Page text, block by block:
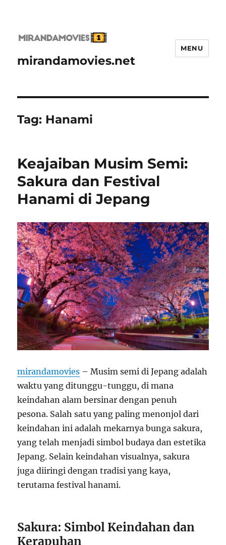
mirandamovies.net
MENU
Tag: Hanami
Keajaiban Musim Semi:
Sakura dan Festival
Hanami di Jepang
mirandamovies – Musim semi di Jepang adalah
waktu yang ditunggu-tunggu, di mana
keindahan alam bersinar dengan penuh
pesona. Salah satu yang paling menonjol dari
keindahan ini adalah mekarnya bunga sakura,
yang telah menjadi simbol budaya dan estetika
Jepang. Selain keindahan visualnya, sakura
juga diiringi dengan tradisi yang kaya,
terutama festival hanami.
Sakura: Simbol Keindahan dan
Kerapuhan